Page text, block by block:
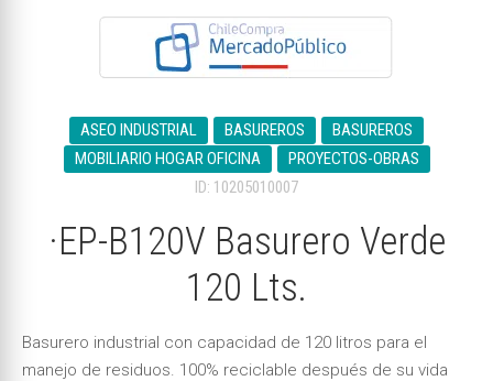
ASEO INDUSTRIAL BASUREROS
BASUREROS
MOBILIARIO HOGAR OFICINA
PROYECTOS-OBRAS
ID: 10205010007
·EP-B120V Basurero Verde
120 Lts.
Basurero industrial con capacidad de 120 litros para el
manejo de residuos. 100% reciclable después de su vida